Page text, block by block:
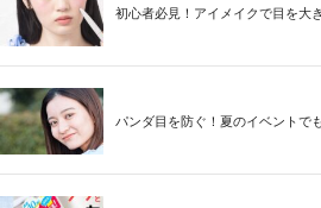
初心者必見！アイメイクで目を大
パンダ目を防ぐ！夏のイベントで